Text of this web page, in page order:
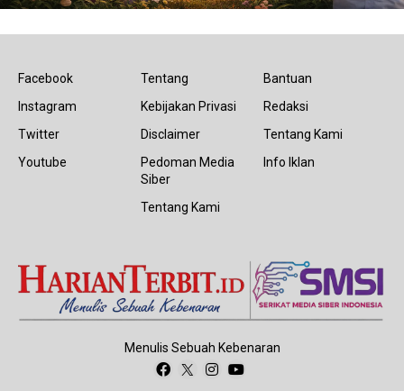
Facebook
Instagram
Twitter
Youtube
Tentang
Kebijakan Privasi
Disclaimer
Pedoman Media
Siber
Tentang Kami
Bantuan
Redaksi
Tentang Kami
Info Iklan
Menulis Sebuah Kebenaran